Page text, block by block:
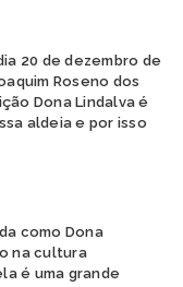
20 de dezembro de
Roseno dos
Dona Lindalva é
aldeia e por isso
como Dona
na cultura
é uma grande